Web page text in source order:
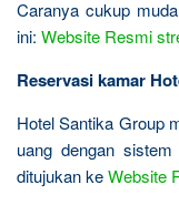
Caranya cukup
ini: Website Resmi
Reservasi kamar
Hotel Santika Group
uang dengan
ditujukan keWebsite